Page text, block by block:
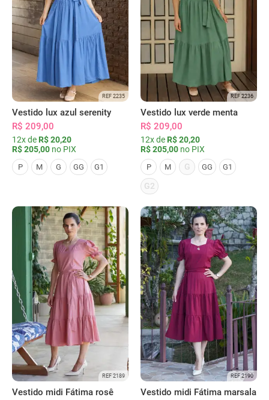
REF 2235
Vestido lux azul serenity
R$ 209,00
12x de R$ 20,20
R$ 205,00 no PIX
P M G GG G1
REF 2236
Vestido lux verde menta
R$ 209,00
12x de R$ 20,20
R$ 205,00 no PIX
P M G GG G1
G2
REF 2189
Vestido midi Fátima rosê
REF 2190
Vestido midi Fátima marsala